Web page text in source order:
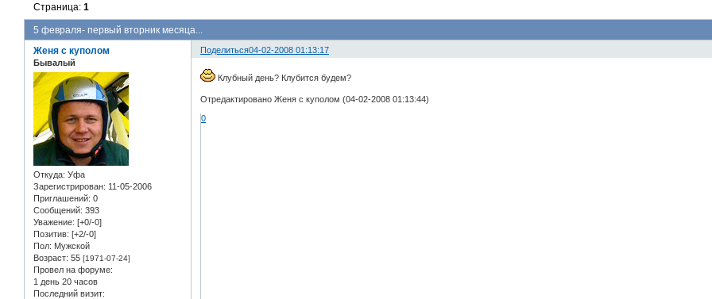
5 февраля- первый вторник месяца...
Страница:1
Поделиться04-02-2008 01:13:17
Женя с куполом
Бывалый
Откуда: Уфа
Зарегистрирован: 11-05-2006
Приглашений: 0
Сообщений: 393
Уважение: [+0/-0]
Позитив: [+2/-0]
Пол: Мужской
Возраст: 55 [1971-07-24]
Провел на форуме:
1 день 20 часов
Последний визит:
Клубный день? Клубится будем?
Отредактировано Женя с куполом (04-02-2008 01:13:44)
0